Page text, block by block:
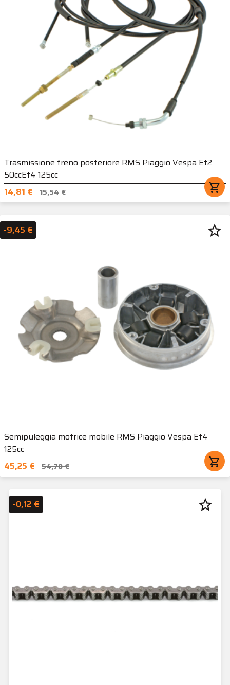
Trasmissione freno posteriore RMS Piaggio Vespa Et2
50ccEt4 125cc
14,81 €
15,54 € shopping_cart
Semipuleggia motrice mobile RMS Piaggio Vespa Et4
125cc
45,25 €
54,70 € shopping_cart
-9,45 € star_border
-0,12 € star_border